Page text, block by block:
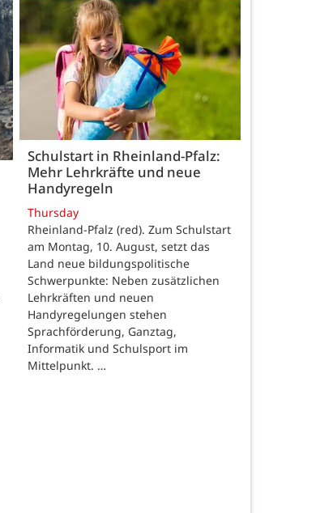
Schulstart in Rheinland-Pfalz:
Mehr Lehrkräfte und neue
Handyregeln
Thursday
Rheinland-Pfalz (red). Zum Schulstart
am Montag, 10. August, setzt das
Land neue bildungspolitische
Schwerpunkte: Neben zusätzlichen
Lehrkräften und neuen
Handyregelungen stehen
Sprachförderung, Ganztag,
Informatik und Schulsport im
Mittelpunkt. …